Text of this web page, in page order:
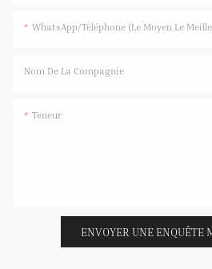
WhatsApp/Téléphone (Le Moyen Le Meilleur Et Le
Nom De La Compagnie
Teneur
ENVOYER UNE ENQUÊTE